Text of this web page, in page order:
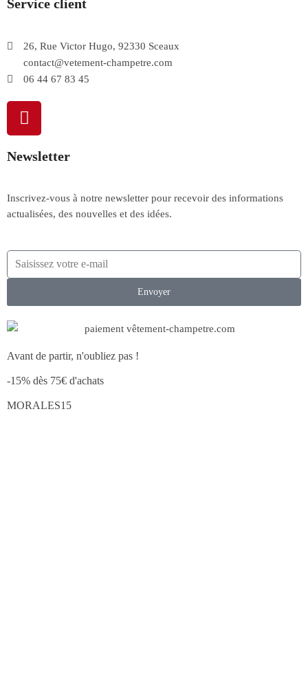
Service client
26, Rue Victor Hugo, 92330 Sceaux
contact@vetement-champetre.com
06 44 67 83 45
Newsletter
Inscrivez-vous à notre newsletter pour recevoir des informations
actualisées, des nouvelles et des idées.
Envoyer
Avant de partir, n'oubliez pas !
-15% dès 75€ d'achats
MORALES15